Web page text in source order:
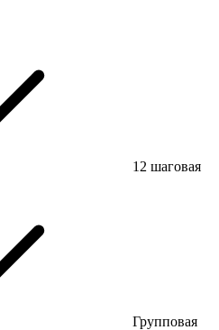
12 шаговая
Групповая